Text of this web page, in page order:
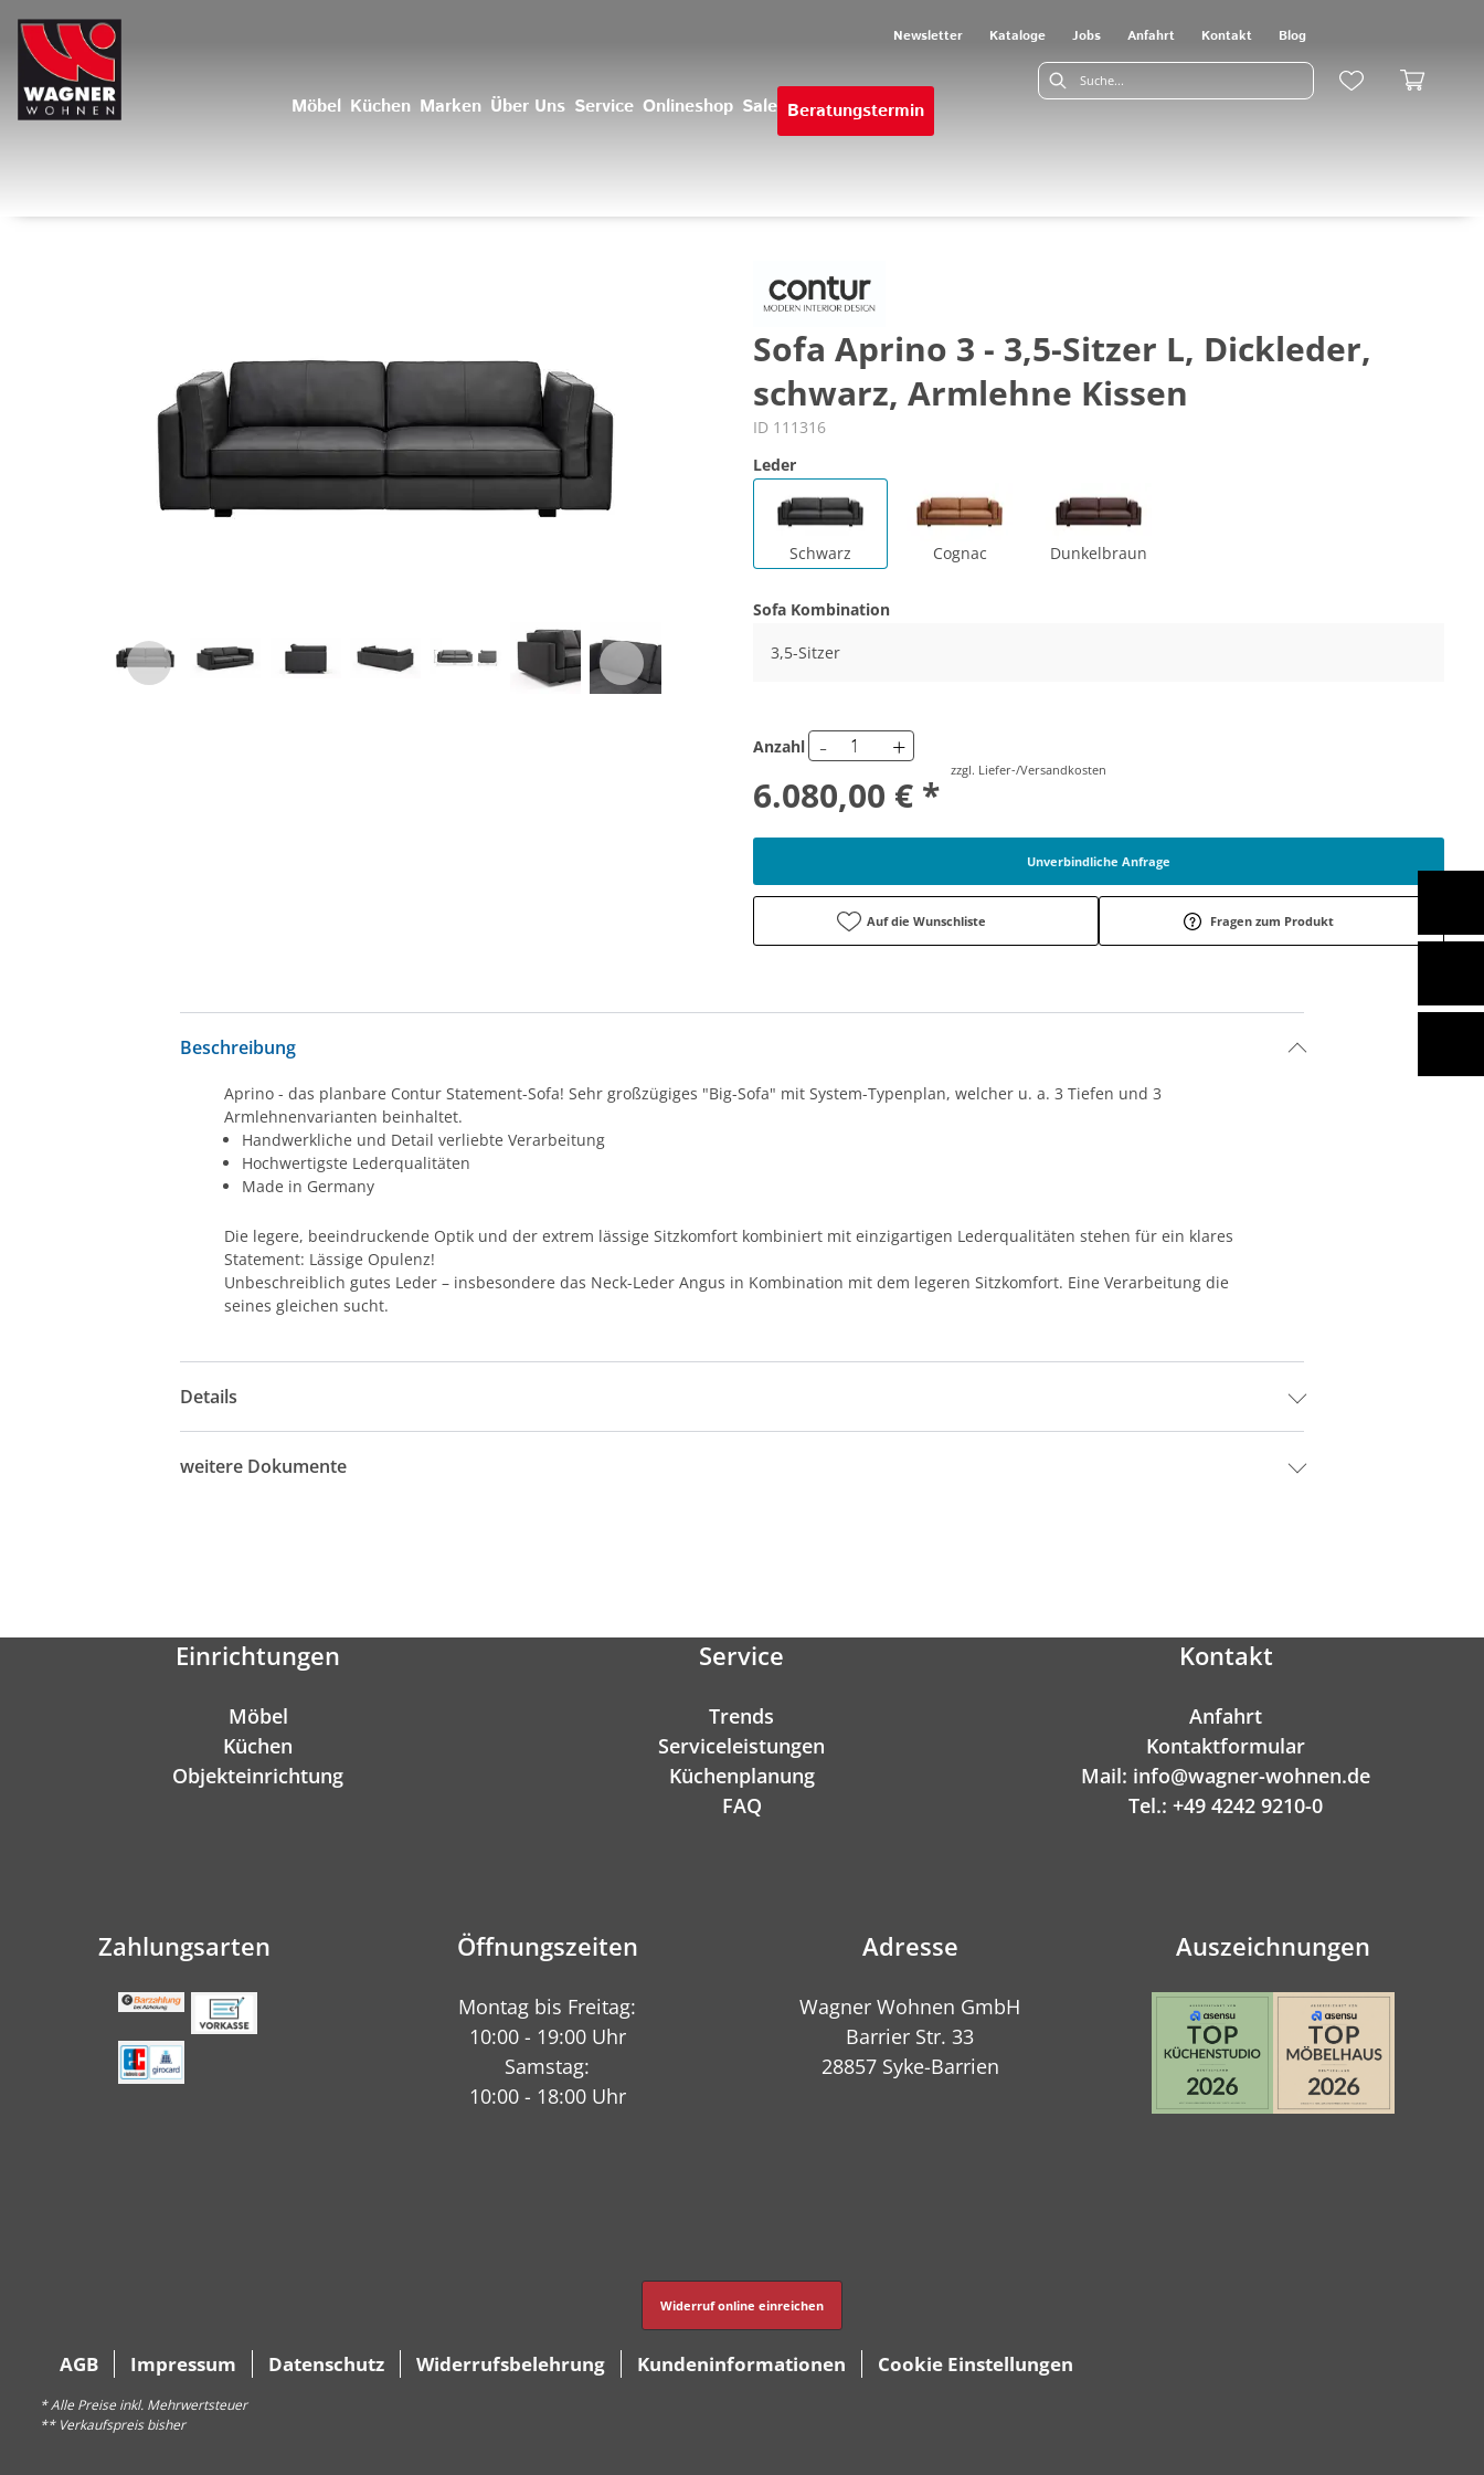
Newsletter Kataloge Jobs Anfahrt Kontakt Blog
Möbel Küchen Marken Über Uns Service Onlineshop Sale Beratungstermin
Sofa Aprino 3 - 3,5-Sitzer L, Dickleder,
schwarz, Armlehne Kissen
ID 111316
Leder
Schwarz Cognac Dunkelbraun
Sofa Kombination
3,5-Sitzer
Anzahl - +
6.080,00 € *
zzgl. Liefer-/Versandkosten
Unverbindliche Anfrage
Auf die Wunschliste Fragen zum Produkt
Beschreibung
Aprino - das planbare Contur Statement-Sofa! Sehr großzügiges "Big-Sofa" mit System-Typenplan, welcher u. a. 3 Tiefen und 3
Armlehnenvarianten beinhaltet.
Handwerkliche und Detail verliebte Verarbeitung
Hochwertigste Lederqualitäten
Made in Germany
Die legere, beeindruckende Optik und der extrem lässige Sitzkomfort kombiniert mit einzigartigen Lederqualitäten stehen für ein klares
Statement: Lässige Opulenz!
Unbeschreiblich gutes Leder – insbesondere das Neck-Leder Angus in Kombination mit dem legeren Sitzkomfort. Eine Verarbeitung die
seines gleichen sucht.
Details
weitere Dokumente
Einrichtungen
Möbel
Küchen
Objekteinrichtung
Service
Trends
Serviceleistungen
Küchenplanung
FAQ
Kontakt
Anfahrt
Kontaktformular
Mail: info@wagner-wohnen.de
Tel.: +49 4242 9210-0
Zahlungsarten Öffnungszeiten
Montag bis Freitag:
10:00 - 19:00 Uhr
Samstag:
10:00 - 18:00 Uhr
Adresse
Wagner Wohnen GmbH
Barrier Str. 33
28857 Syke-Barrien
Auszeichnungen
Widerruf online einreichen
AGB Impressum Datenschutz Widerrufsbelehrung Kundeninformationen Cookie Einstellungen
* Alle Preise inkl. Mehrwertsteuer
** Verkaufspreis bisher